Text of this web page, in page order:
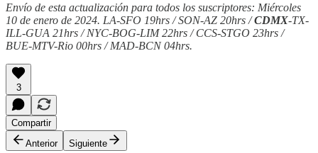
Envío de esta actualización para todos los suscriptores: Miércoles
10 de enero de 2024. LA-SFO 19hrs / SON-AZ 20hrs /CDMX-TX-
ILL-GUA 21hrs / NYC-BOG-LIM 22hrs / CCS-STGO 23hrs /
BUE-MTV-Rio 00hrs / MAD-BCN 04hrs.
3
Compartir
Anterior
Siguiente